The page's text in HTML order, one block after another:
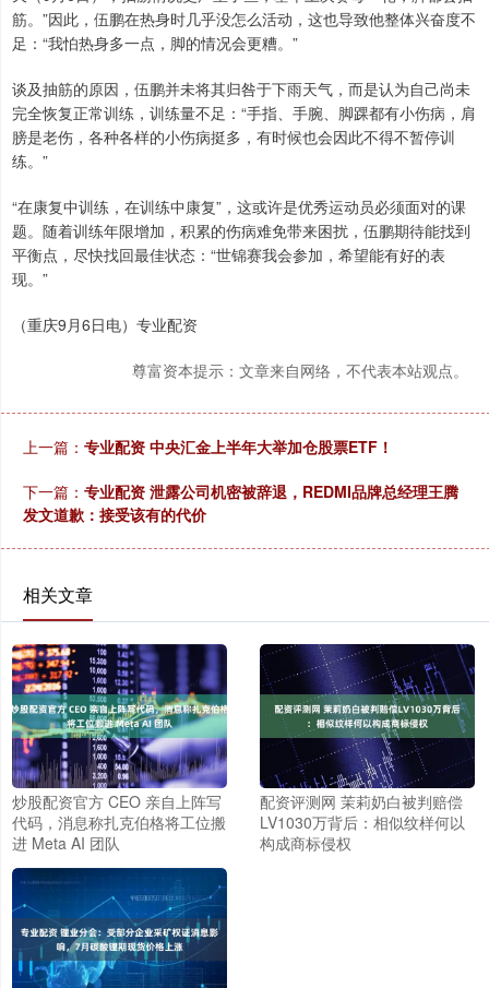
筋。”因此，伍鹏在热身时几乎没怎么活动，这也导致他整体兴奋度不
足：“我怕热身多一点，脚的情况会更糟。”
谈及抽筋的原因，伍鹏并未将其归咎于下雨天气，而是认为自己尚未
完全恢复正常训练，训练量不足：“手指、手腕、脚踝都有小伤病，肩
膀是老伤，各种各样的小伤病挺多，有时候也会因此不得不暂停训
练。”
“在康复中训练，在训练中康复”，这或许是优秀运动员必须面对的课
题。随着训练年限增加，积累的伤病难免带来困扰，伍鹏期待能找到
平衡点，尽快找回最佳状态：“世锦赛我会参加，希望能有好的表
现。”
（重庆9月6日电）专业配资
尊富资本提示：文章来自网络，不代表本站观点。
上一篇： 专业配资 中央汇金上半年大举加仓股票ETF！
下一篇： 专业配资 泄露公司机密被辞退，REDMI品牌总经理王腾
发文道歉：接受该有的代价
相关文章
炒股配资官方 CEO 亲自上阵写
代码，消息称扎克伯格将工位搬
进 Meta AI 团队
配资评测网 茉莉奶白被判赔偿
LV1030万背后：相似纹样何以
构成商标侵权